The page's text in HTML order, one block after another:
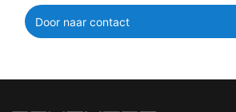
Door naar contact